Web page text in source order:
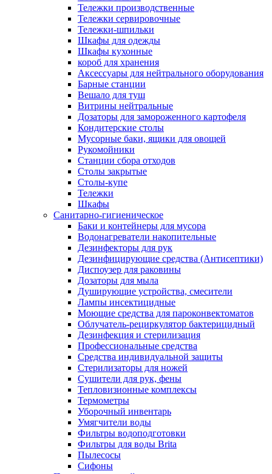
Тележки производственные
Тележки сервировочные
Тележки-шпильки
Шкафы для одежды
Шкафы кухонные
короб для хранения
Аксессуары для нейтрального оборудования
Барные станции
Вешало для туш
Витрины нейтральные
Дозаторы для замороженного картофеля
Кондитерские столы
Мусорные баки, ящики для овощей
Рукомойники
Станции сбора отходов
Столы закрытые
Столы-купе
Тележки
Шкафы
Санитарно-гигиеническое
Баки и контейнеры для мусора
Водонагреватели накопительные
Дезинфекторы для рук
Дезинфицирующие средства (Антисептики)
Диспоузер для раковины
Дозаторы для мыла
Душирующие устройства, смесители
Лампы инсектицидные
Моющие средства для пароконвектоматов
Облучатель-рециркулятор бактерицидный
Дезинфекция и стерилизация
Профессиональные средства
Средства индивидуальной защиты
Стерилизаторы для ножей
Сушители для рук, фены
Тепловизионные комплексы
Термометры
Уборочный инвентарь
Умягчители воды
Фильтры водоподготовки
Фильтры для воды Brita
Пылесосы
Сифоны